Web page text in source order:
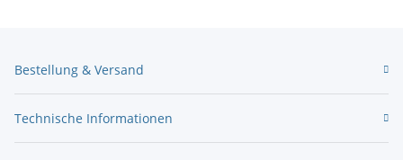
Bestellung & Versand
Technische Informationen